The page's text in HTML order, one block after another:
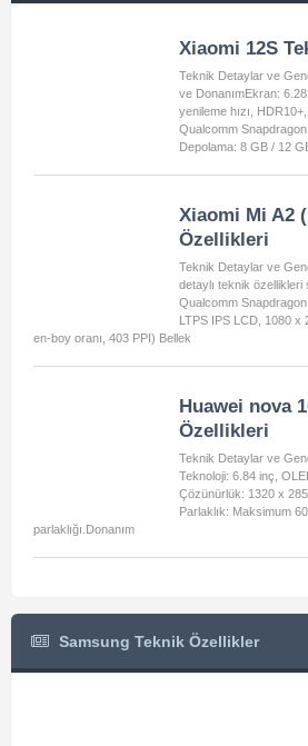
Xiaomi 12S
Teknik Detaylar ve
ve DonanımEkran:
yenileme hızı,
Qualcomm
Depolama: 8 GB / 12
Xiaomi Mi A2
Özellikleri
Teknik Detaylar ve
detaylı teknik özellikleri
Qualcomm
LTPS IPS LCD, 1080
en-boy oranı, 403 PPI) Bellek
Huawei nova
Özellikleri
Teknik Detaylar ve
Teknoloji: 6.84 inç,
Çözünürlük: 1320 x
Parlaklık: Maksimum
parlaklığı.Donanım
Samsung Teknik Özellikler